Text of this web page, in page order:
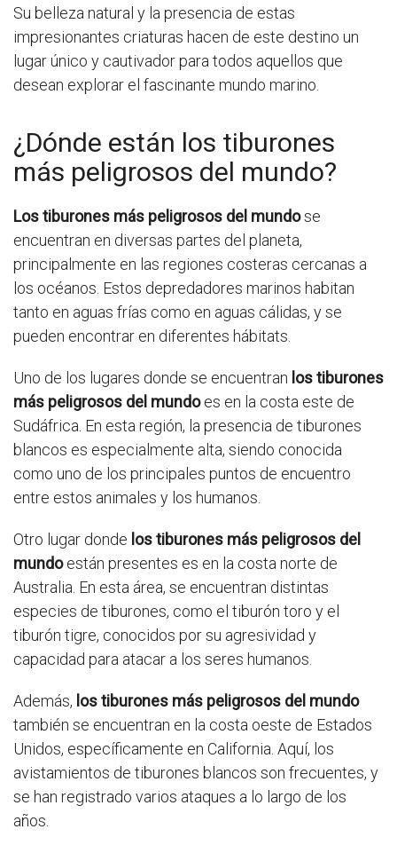
Su belleza natural y la presencia de estas
impresionantes criaturas hacen de este destino un
lugar único y cautivador para todos aquellos que
desean explorar el fascinante mundo marino.
¿Dónde están los tiburones
más peligrosos del mundo?
Los tiburones más peligrosos del mundose
encuentran en diversas partes del planeta,
principalmente en las regiones costeras cercanas a
los océanos. Estos depredadores marinos habitan
tanto en aguas frías como en aguas cálidas, y se
pueden encontrar en diferentes hábitats.
Uno de los lugares donde se encuentran los tiburones
más peligrosos del mundoes en la costa este de
Sudáfrica. En esta región, la presencia de tiburones
blancos es especialmente alta, siendo conocida
como uno de los principales puntos de encuentro
entre estos animales y los humanos.
Otro lugar donde los tiburones más peligrosos del
mundoestán presentes es en la costa norte de
Australia. En esta área, se encuentran distintas
especies de tiburones, como el tiburón toro y el
tiburón tigre, conocidos por su agresividad y
capacidad para atacar a los seres humanos.
Además, los tiburones más peligrosos del mundo
también se encuentran en la costa oeste de Estados
Unidos, específicamente en California. Aquí, los
avistamientos de tiburones blancos son frecuentes, y
se han registrado varios ataques a lo largo de los
años.